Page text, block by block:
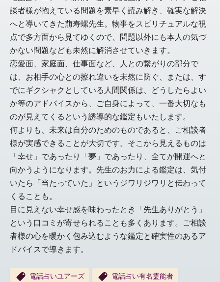
談者様が抱えている問題を素早く読み解き、確実な解決
へと導いてきた萠寿螺先生。物事をスピリチュアルな視
点で多方面から見てゆくので、問題以外にも本人の気づ
かない問題なども未然に解消させていきます。
恋愛面、家庭面、仕事面など、人との繋がりの部分で
は、お相手の心との擦れ違いを未然に防ぐ、または、す
でにギクシャクとしている人間関係は、どうしたらよい
か等のアドバイスから、ご自身によって、一番大切なも
のが見えてくるという誘導的な鑑定もいたします。
何よりも、未来は自分のためのものであると、ご相談者
様が実感できることが大切です。そこから見えるものは
「幸せ」であったり「夢」であったり、全てが開運へと
向かうようになります。先生のお力による鑑定は、気付
いたら「当たっていた」というジワリジワリと伝わって
くることも。
目に見えない幸せ感を味わったとき「先生ありがとう」
という口コミが寄せられることも多くあります。ご相談
者様の心を暖かく包み込むような鑑定と確実性のあるア
ドバイスで導きます。
電話占いユアーズ 電話占い有名霊能者